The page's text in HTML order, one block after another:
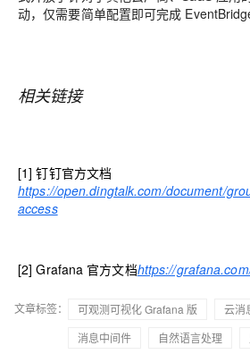
动，仅需要简单配置即可完成
相关链接
[1]钉钉官方文档
https://open.dingtalk.com/document/
access
[2]Grafana 官方文档https://
文章标签： 可观测可视化 Grafana 版 云消
消息中间件
自然语言处理